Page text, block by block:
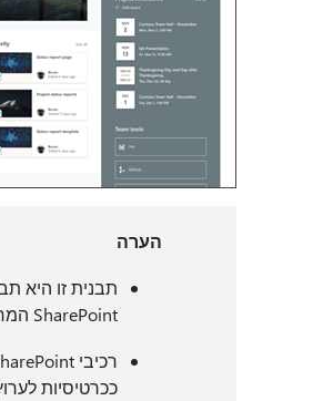
הערה
תבנית זו היא
SharePoint המחוברת מוחלת על האתר ועל הצוות.